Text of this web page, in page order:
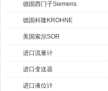
德国西门子Siemens
德国科隆KROHNE
美国索尔SOR
进口流量计
进口变送器
进口液位计